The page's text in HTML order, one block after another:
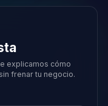
explicamos cómo
frenar tu negocio.